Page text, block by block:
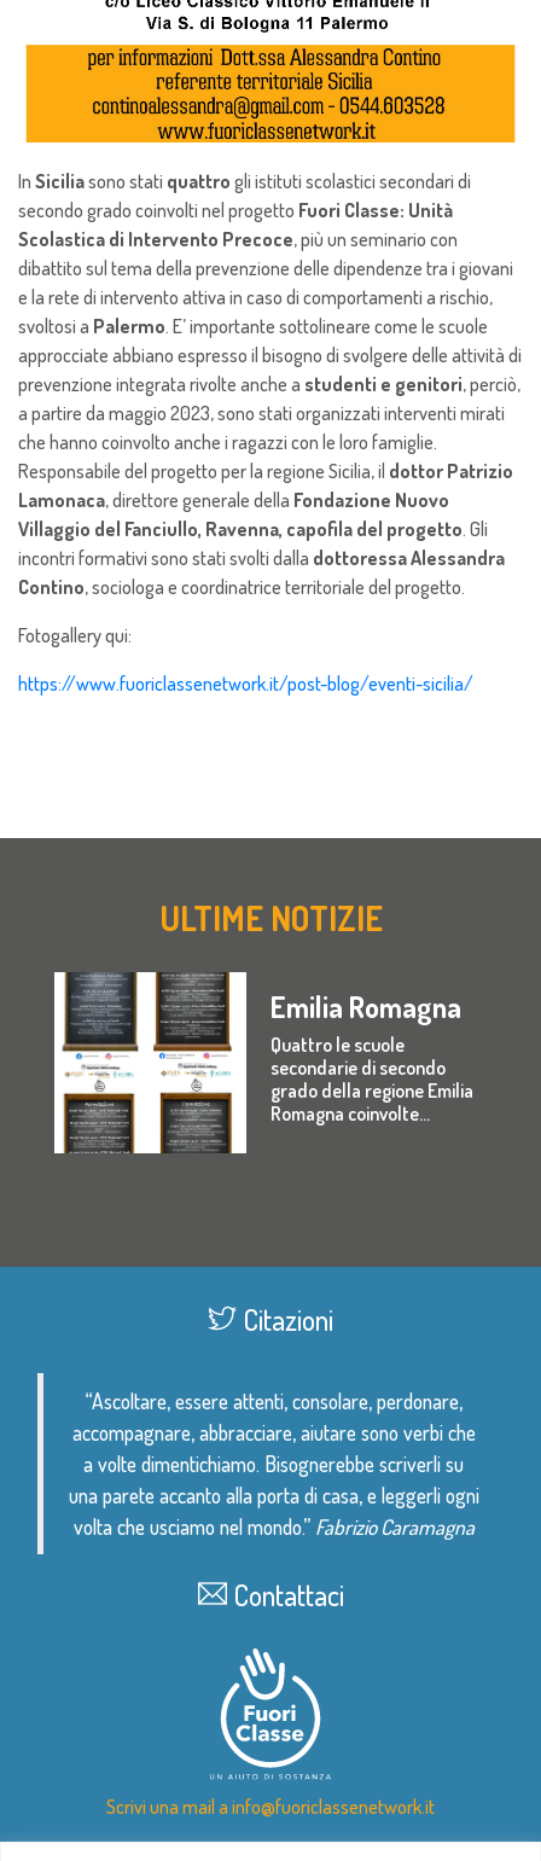
In Siciliasono stati quattro gli istituti scolastici secondari di
secondo grado coinvolti nel progetto Fuori Classe: Unità
Scolastica di Intervento Precoce, più un seminario con
dibattito sul tema della prevenzione delle dipendenze tra i giovani
e la rete di intervento attiva in caso di comportamenti a rischio,
svoltosi a Palermo. E’ importante sottolineare come le scuole
approcciate abbiano espresso il bisogno di svolgere delle attività di
prevenzione integrata rivolte anche a studenti e genitori, perciò,
a partire da maggio 2023, sono stati organizzati interventi mirati
che hanno coinvolto anche i ragazzi con le loro famiglie.
Responsabile del progetto per la regione Sicilia, il dottor Patrizio
Lamonaca, direttore generale della Fondazione Nuovo
Villaggio del Fanciullo, Ravenna, capofila del progetto. Gli
incontri formativi sono stati svolti dalla dottoressaAlessandra
Contino, sociologa e coordinatrice territoriale del progetto.
Fotogallery qui:
https://www.fuoriclassenetwork.it/post-blog/eventi-sicilia/
ULTIME NOTIZIE
Emilia Romagna
Quattro le scuole
secondarie di secondo
grado della regione Emilia
Romagna coinvolte...
Citazioni
“Ascoltare, essere attenti, consolare, perdonare,
accompagnare, abbracciare, aiutare sono verbi che
a volte dimentichiamo. Bisognerebbe scriverli su
una parete accanto alla porta di casa, e leggerli ogni
volta che usciamo nel mondo.” Fabrizio Caramagna
Contattaci
Scrivi una mail a info@fuoriclassenetwork.it